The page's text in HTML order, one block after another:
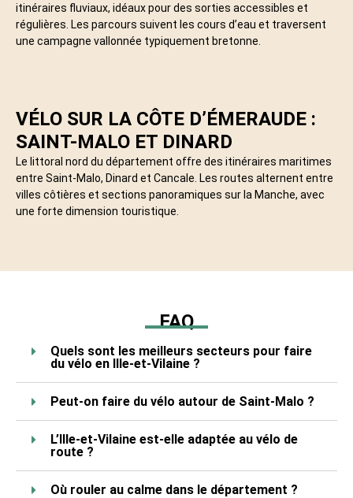
itinéraires fluviaux, idéaux pour des sorties accessibles et
régulières. Les parcours suivent les cours d’eau et traversent
une campagne vallonnée typiquement bretonne.
VÉLO SUR LA CÔTE D’ÉMERAUDE :
SAINT-MALO ET DINARD
Le littoral nord du département offre des itinéraires maritimes
entre Saint-Malo, Dinard et Cancale. Les routes alternent entre
villes côtières et sections panoramiques sur la Manche, avec
une forte dimension touristique.
FAQ
Quels sont les meilleurs secteurs pour faire
du vélo en Ille-et-Vilaine ?
Peut-on faire du vélo autour de Saint-Malo ?
L’Ille-et-Vilaine est-elle adaptée au vélo de
route ?
Où rouler au calme dans le département ?